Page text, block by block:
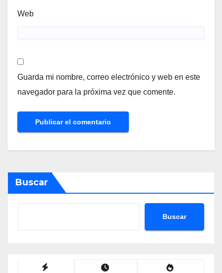
Web
Guarda mi nombre, correo electrónico y web en este
navegador para la próxima vez que comente.
Buscar
Buscar